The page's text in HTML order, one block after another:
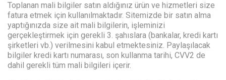
Toplanan mali bilgiler satın aldığınız ürün ve hizmetleri size
fatura etmek için kullanılmaktadır. Sitemizde bir satın alma
yaptığınızda size ait mali bilgilerin, işleminizi
gerçekleştirmek için gerekli 3. şahıslara (bankalar, kredi kartı
şirketleri vb.) verilmesini kabul etmektesiniz. Paylaşılacak
bilgiler kredi kartı numarası, son kullanma tarihi, CVV2 de
dahil gerekli tüm mali bilgileri içerir.